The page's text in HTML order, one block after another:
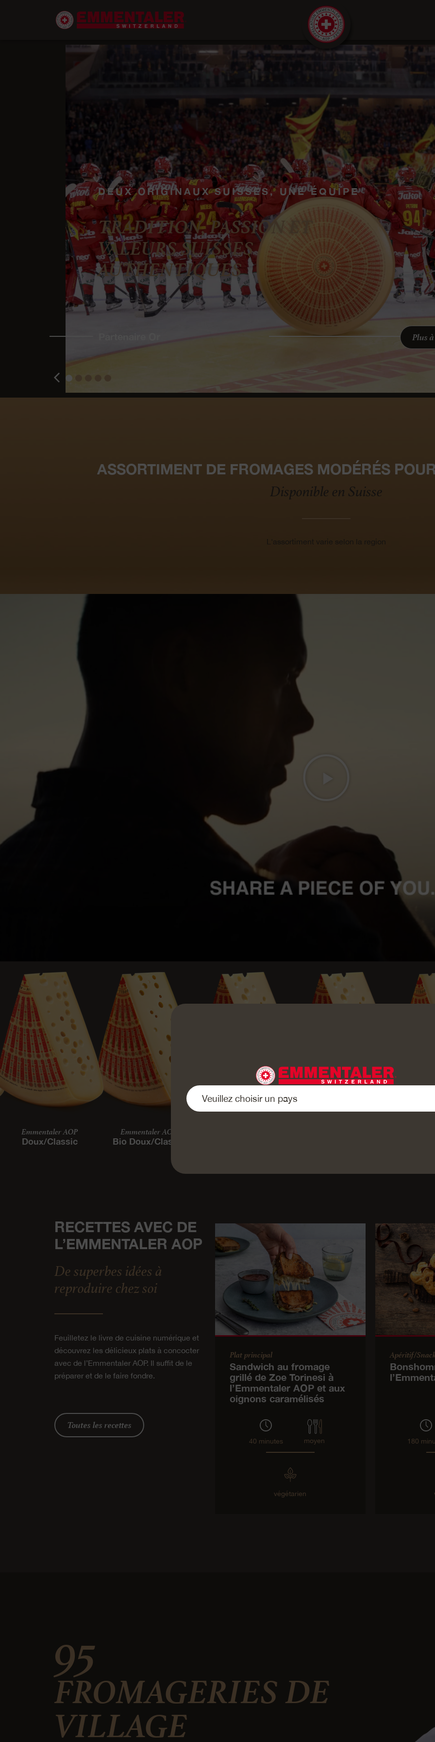
DEUX ORIGINAUX SUISSES, UNE ÉQUIPE
TRADITION, PASSION ET
VALEURS SUISSES
AUTHENTIQUES
Plus
2 4
ASSORTIMENT DE FROMAGES MODÉRÉS
Disponible en Suisse
L'assortiment varie selon la region
Emmentaler AOP
Doux/Classic
Emmentaler AOP
Bio Doux/Classic Bio
RECETTES AVEC DE
L’EMMENTALER AOP
De superbes idées à
reproduire chez soi
Feuilletez le livre de cuisine numérique et
découvrez les délicieux plats à concocter
avec de l’Emmentaler AOP. Il suffit de le
préparer et de le faire fondre.
Toutes les recettes
Plat principal
Sandwich au fromage
grillé de Zoe Torinesi à
l’Emmentaler AOP et aux
oignons caramélisés
40 minutes moyen
végétarien
Apéritif/
180
95
FROMAGERIES DE
VILLAGE